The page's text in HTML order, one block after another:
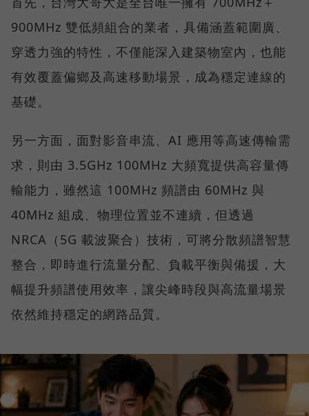
900MHz 雙低頻組合的業者，具備涵蓋範圍廣、
穿透力強的特性，不僅能深入建築物室內，也能
有效覆蓋偏鄉及高速移動場景，成為穩定連線的
基礎。
另一方面，面對影音串流、AI 應用等高速傳輸需
求，則由 3.5GHz 100MHz 大頻寬提供高容量傳
輸能力，雖然這 100MHz 頻譜由 60MHz 與
40MHz 組成、物理位置並不連續，但透過
NRCA（5G 載波聚合）技術，可將分散頻譜智慧
整合，即時進行流量分配、負載平衡與備援，大
幅提升頻譜使用效率，讓尖峰時段與高流量場景
依然維持穩定的網路品質。